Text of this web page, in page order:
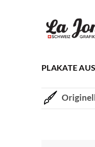
PLAKATE